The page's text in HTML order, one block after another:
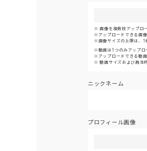
画像を複数枚アップロ
アップロードできる画
画像サイズの上限は、1
動画は1つのみアップロ
アップロードできる動
動画サイズおよび再生
ニックネーム
プロフィール画像